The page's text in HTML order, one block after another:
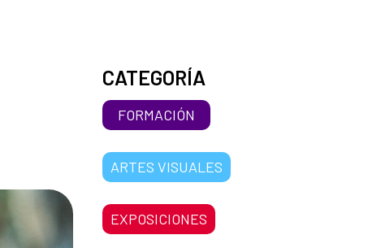
CATEGORÍA
FORMACIÓN
ARTES VISUALES
EXPOSICIONES